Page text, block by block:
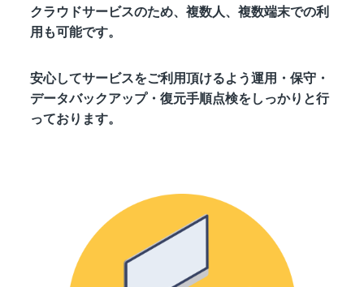
クラウドサービスのため、複数人、複数端末での利
用も可能です。
安心してサービスをご利用頂けるよう運用・保守・
データバックアップ・復元手順点検をしっかりと行
っております。